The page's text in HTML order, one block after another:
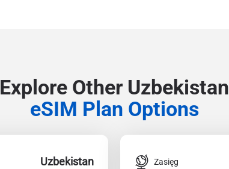
Explore Other Uzbekistan
eSIM Plan Options
Uzbekistan Zasięg